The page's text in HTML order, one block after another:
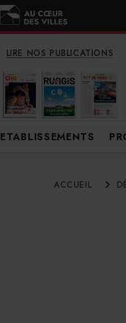
LIRE NOS PUBLICATIONS
ETABLISSEMENTS
ACCUEIL